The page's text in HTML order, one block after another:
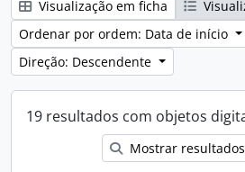
Visualização em ficha
Ordenar por ordem: Data de início
Direção: Descendente
19 resultados com objetos
Mostrar